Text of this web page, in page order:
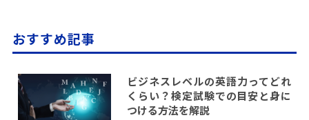
おすすめ記事
ビジネスレベルの英語力ってどれ
くらい？検定試験での目安と身に
つける方法を解説